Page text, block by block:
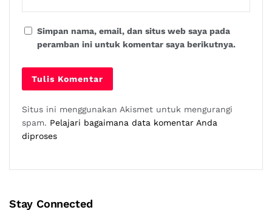
Simpan nama, email, dan situs web saya pada
peramban ini untuk komentar saya berikutnya.
Situs ini menggunakan Akismet untuk mengurangi
spam. Pelajari bagaimana data komentar Anda
diproses
Stay Connected